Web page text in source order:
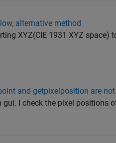
alternative method
XYZ(CIE 1931 XYZ space)
and getpixelposition are
gui. I check the pixel